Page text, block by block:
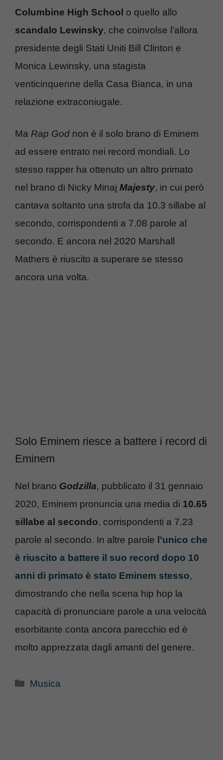
Columbine High School o quello allo
scandalo Lewinsky, che coinvolse l’allora
presidente degli Stati Uniti Bill Clinton e
Monica Lewinsky, una stagista
venticinquenne della Casa Bianca, in una
relazione extraconiugale.
Ma Rap God non è il solo brano di Eminem
ad essere entrato nei record mondiali. Lo
stesso rapper ha ottenuto un altro primato
nel brano di Nicky Minaj Majesty, in cui però
cantava soltanto una strofa da 10.3 sillabe al
secondo, corrispondenti a 7.08 parole al
secondo. E ancora nel 2020 Marshall
Mathers è riuscito a superare se stesso
ancora una volta.
Solo Eminem riesce a battere i record di
Eminem
Nel brano Godzilla, pubblicato il 31 gennaio
2020, Eminem pronuncia una media di 10.65
sillabe al secondo, corrispondenti a 7.23
parole al secondo. In altre parole l’unico che
è riuscito a battere il suo record dopo 10
anni di primato è stato Eminem stesso,
dimostrando che nella scena hip hop la
capacità di pronunciare parole a una velocità
esorbitante conta ancora parecchio ed è
molto apprezzata dagli amanti del genere.
Categorie
Musica